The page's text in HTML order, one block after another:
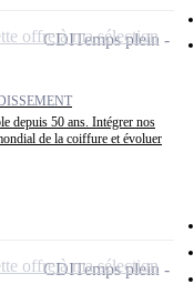
depuis 50 ans. Intégrer nos
de la coiffure et évoluer
CDITemps plein
offre à ma sélection
CDITemps plein
offre à ma sélection